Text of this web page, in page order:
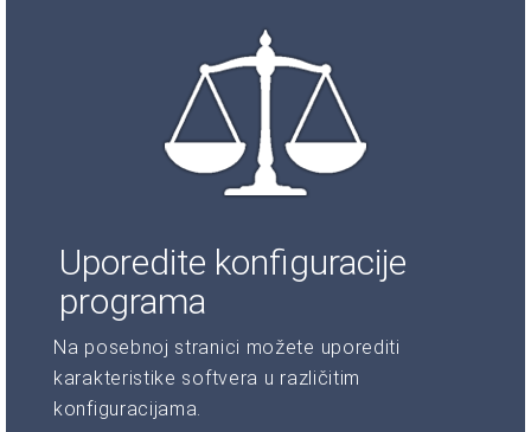
Uporedite konfiguracije
programa
Na posebnoj stranici možete uporediti
karakteristike softvera u različitim
konfiguracijama.